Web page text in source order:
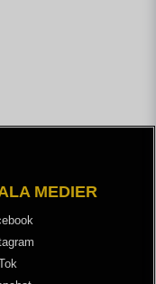
MEDIER